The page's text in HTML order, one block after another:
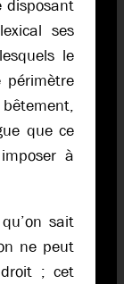
disposant
ses
le
périmètre
que ce
à
sait
ne peut
; cet